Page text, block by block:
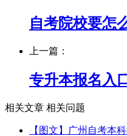
自考院校要怎
上一篇：
专升本报名入口
相关文章 相关问题
【图文】广州自考本